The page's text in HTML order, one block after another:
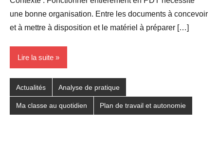
une bonne organisation. Entre les documents à concevoir
et à mettre à disposition et le matériel à préparer […]
Lire la suite
Actualités Analyse de pratique
Ma classe au quotidien Plan de travail et autonomie